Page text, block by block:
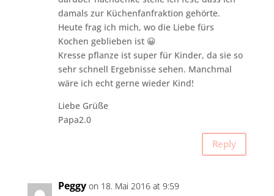
damals zur Küchenfanfraktion gehörte.
Heute frag ich mich, wo die Liebe fürs
Kochen geblieben ist 😀
Kresse pflanze ist super für Kinder, da sie so
sehr schnell Ergebnisse sehen. Manchmal
wäre ich echt gerne wieder Kind!
Liebe Grüße
Papa2.0
Reply
Peggy on 18. Mai 2016 at 9:59